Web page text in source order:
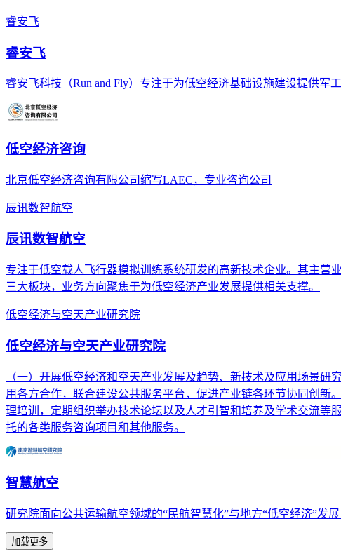
睿安飞
睿安飞
睿安飞科技（Run and Fly）专注于为低空经济基础设施建设提供军
低空经济咨询
北京低空经济咨询有限公司缩写LAEC，专业咨询公司
辰讯数智航空
辰讯数智航空
专注于低空载人飞行器模拟训练系统研发的高新技术企业。其主营
三大板块，业务方向聚焦于为低空经济产业发展提供相关支撑。
低空经济与空天产业研究院
低空经济与空天产业研究院
（一）开展低空经济和空天产业发展及趋势、新技术及应用场景
用各方合作，联合建设公共服务平台，促进产业链各环节协同创新
理培训，定期组织举办技术论坛以及人才引智和培养及学术交流等
托的各类服务咨询项目和其他服务。
智慧航空
研究院面向公共运输航空领域的“民航智慧化”与地方“低空经济”
加载更多